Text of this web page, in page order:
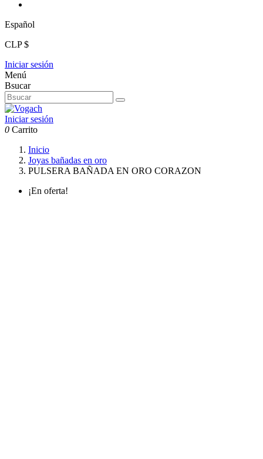
Español
CLP $
Iniciar sesión
Menú
Bsucar
Iniciar sesión
0 Carrito
Inicio
Joyas bañadas en oro
PULSERA BAÑADA EN ORO CORAZON
¡En oferta!